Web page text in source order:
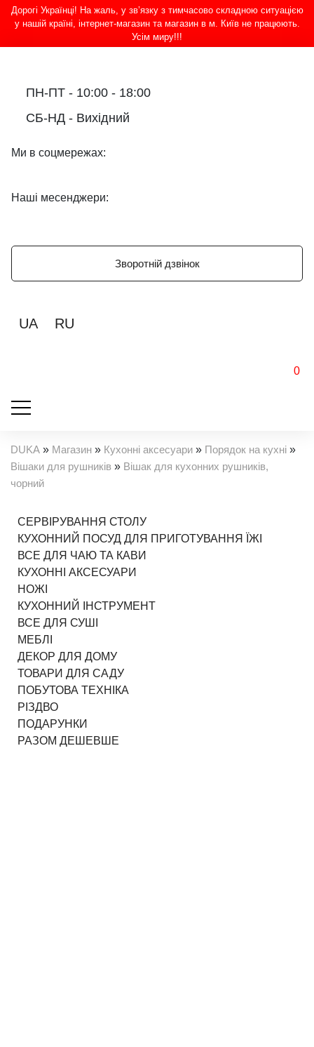
Дорогі Українці! На жаль, у зв’язку з тимчасово складною ситуацією
у нашій країні, інтернет-магазин та магазин в м. Київ не працюють.
Усім миру!!!
ПН-ПТ - 10:00 - 18:00
СБ-НД - Вихідний
Ми в соцмережах:
Наші месенджери:
Зворотній дзвінок
UA RU
0
DUKA » Магазин » Кухонні аксесуари » Порядок на кухні »
Вішаки для рушників » Вішак для кухонних рушників,
чорний
СЕРВІРУВАННЯ СТОЛУ
КУХОННИЙ ПОСУД ДЛЯ ПРИГОТУВАННЯ ЇЖІ
ВСЕ ДЛЯ ЧАЮ ТА КАВИ
КУХОННІ АКСЕСУАРИ
НОЖІ
КУХОННИЙ ІНСТРУМЕНТ
ВСЕ ДЛЯ СУШІ
МЕБЛІ
ДЕКОР ДЛЯ ДОМУ
ТОВАРИ ДЛЯ САДУ
ПОБУТОВА ТЕХНІКА
РІЗДВО
ПОДАРУНКИ
РАЗОМ ДЕШЕВШЕ